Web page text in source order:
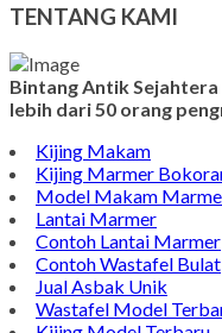
TENTANG KAMI
Bintang Antik
lebih dari 50 orang
Kijing Makam
Kijing Marmer
Model Makam
Lantai Marmer
Contoh Lantai Marmer
Contoh Wastafel Bulat
Jual Asbak Unik
Wastafel Model